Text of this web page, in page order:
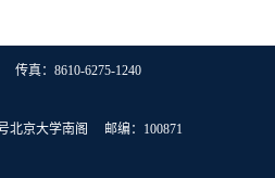
传真：8610-6275-1240
北京大学南阁 邮编：100871